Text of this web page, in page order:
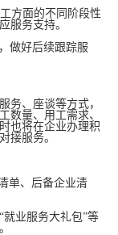
方面的不同阶段性
服务支持。
做好后续跟踪服
务、座谈等方式，
数量、用工需求、
也将在企业办理积
接服务。
单、后备企业清
业服务大礼包”等